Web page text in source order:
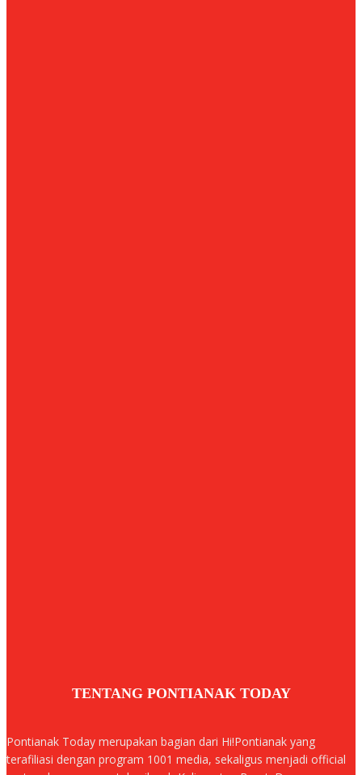
TENTANG PONTIANAK TODAY
Pontianak Today merupakan bagian dari Hi!Pontianak yang
terafiliasi dengan program 1001 media, sekaligus menjadi official